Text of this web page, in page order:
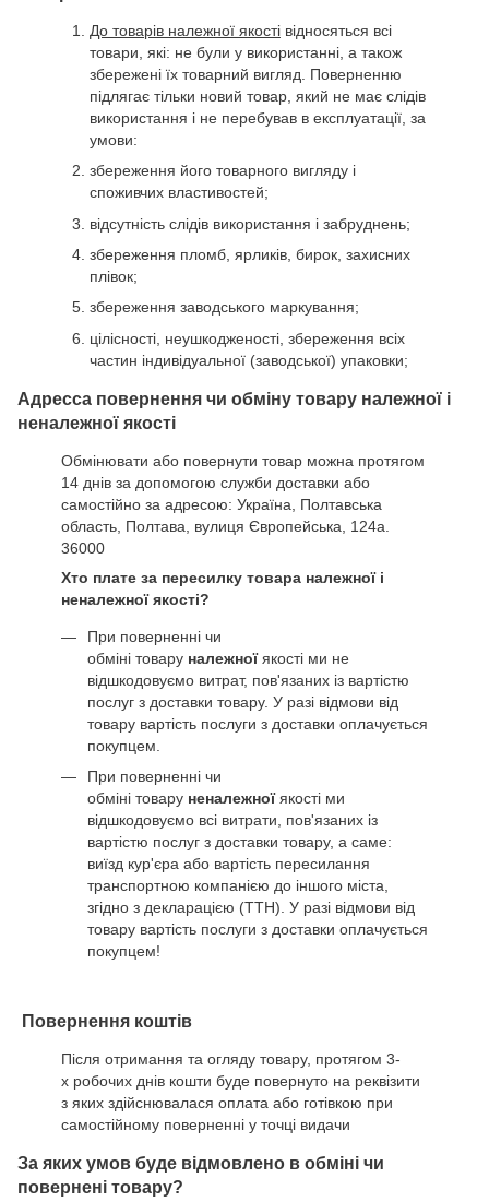
До товарів належної якості відносяться всі
товари, які: не були у використанні, а також
збережені їх товарний вигляд. Поверненню
підлягає тільки новий товар, який не має слідів
використання і не перебував в експлуатації, за
умови:
збереження його товарного вигляду і
споживчих властивостей;
відсутність слідів використання і забруднень;
збереження пломб, ярликів, бирок, захисних
плівок;
збереження заводського маркування;
цілісності, неушкодженості, збереження всіх
частин індивідуальної (заводської) упаковки;
Адресса повернення чи обміну товару належної і
неналежної якості
Обмінювати або повернути товар можна протягом
14 днів за допомогою служби доставки або
самостійно за адресою: Україна, Полтавська
область, Полтава, вулиця Європейська, 124а.
36000
Хто плате за пересилку товара належної і
неналежної якості?
При поверненні чи
обміні товару належноїякості ми не
відшкодовуємо витрат, пов'язаних із вартістю
послуг з доставки товару. У разі відмови від
товару вартість послуги з доставки оплачується
покупцем.
При поверненні чи
обміні товару неналежноїякості ми
відшкодовуємо всі витрати, пов'язаних із
вартістю послуг з доставки товару, а саме:
виїзд кур'єра або вартість пересилання
транспортною компанією до іншого міста,
згідно з декларацією (ТТН). У разі відмови від
товару вартість послуги з доставки оплачується
покупцем!
Повернення коштів
Після отримання та огляду товару, протягом 3-
х робочих днів кошти буде повернуто на реквізити
з яких здійснювалася оплата або готівкою при
самостійному поверненні у точці видачи
За яких умов буде відмовлено в обміні чи
повернені товару?